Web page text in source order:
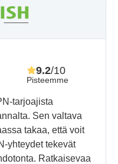
Pisteemme
9.2/10
tarjoajista
Sen valtava
takaa, että voit
yhteydet tekevät
Ratkaisevaa